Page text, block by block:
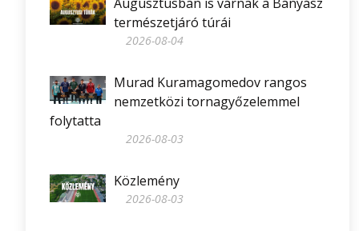
természetjáró túrái
2026-08-04
Murad Kuramagomedov rangos
nemzetközi tornagyőzelemmel
folytatta
2026-08-03
Közlemény
2026-08-03